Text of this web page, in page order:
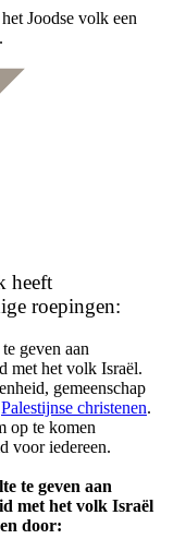
Joodse volk een
heeft
roepingen:
geven aan
met het volk Israël.
gemeenschap
Palestijnse christenen.
op te komen
voor iedereen.
te geven aan
met het volk Israël
door: